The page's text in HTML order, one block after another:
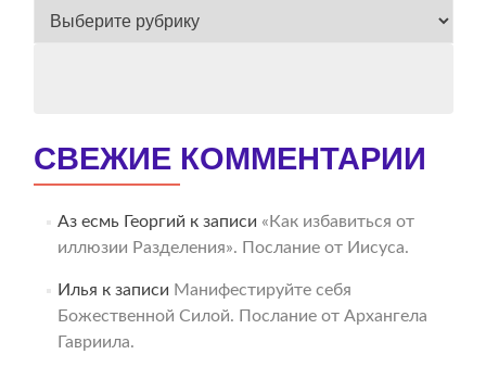
ВЕСЬ
СВЕЖИЕ КОММЕНТАРИИ
Аз есмь Георгий к записи «Как избавиться от
иллюзии Разделения». Послание от Иисуса.
Илья к записи Манифестируйте себя
Божественной Силой. Послание от Архангела
Гавриила.